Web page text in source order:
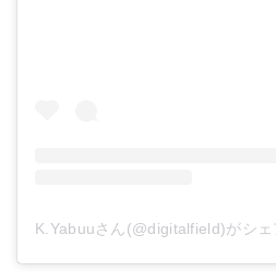
K.Yabuuさん(@digitalfield)がシェ